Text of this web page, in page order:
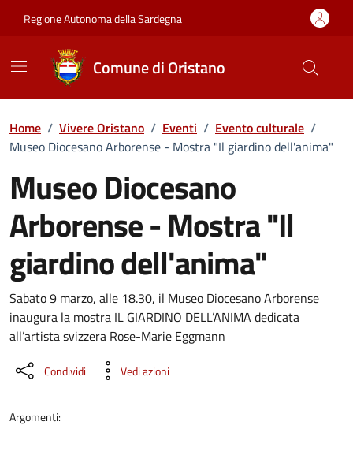
Regione Autonoma della Sardegna
Comune di Oristano
Home / Vivere Oristano / Eventi / Evento culturale /
Museo Diocesano Arborense - Mostra "Il giardino dell'anima"
Museo Diocesano
Arborense - Mostra "Il
giardino dell'anima"
Dettaglio dell'evento
Sabato 9 marzo, alle 18.30, il Museo Diocesano Arborense
inaugura la mostra IL GIARDINO DELL’ANIMA dedicata
all’artista svizzera Rose-Marie Eggmann
Condividi Vedi azioni
Argomenti: